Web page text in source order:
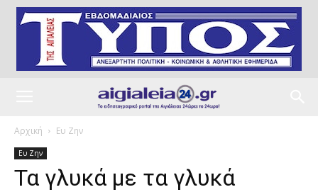
Αρχική Ευ Ζην
Ευ Ζην
Τα γλυκά με τα γλυκά